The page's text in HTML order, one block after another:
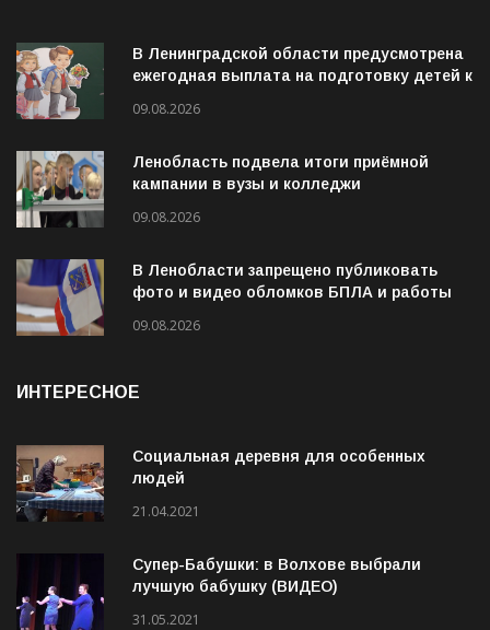
В Ленинградской области предусмотрена
ежегодная выплата на подготовку детей к
09.08.2026
Ленобласть подвела итоги приёмной
кампании в вузы и колледжи
09.08.2026
В Ленобласти запрещено публиковать
фото и видео обломков БПЛА и работы
09.08.2026
ИНТЕРЕСНОЕ
Социальная деревня для особенных
людей
21.04.2021
Супер-Бабушки: в Волхове выбрали
лучшую бабушку (ВИДЕО)
31.05.2021